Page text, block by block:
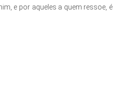
e por aqueles a quem ressoe, é